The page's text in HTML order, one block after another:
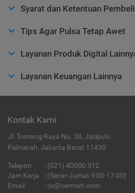
Syarat dan Ketentuan
Tips Agar Pulsa Tetap Awet
Layanan Produk Digital
Layanan Keuangan Lainnya
Kontak Kami
Jl. Tomang Raya No. 38, Jatipulo
Palmerah, Jakarta Barat 11430
Telepon : (021) 40000 312
Jam Kerja
: (Senin-Jumat 9:00-17:00)
Email
: cs@cermati.com